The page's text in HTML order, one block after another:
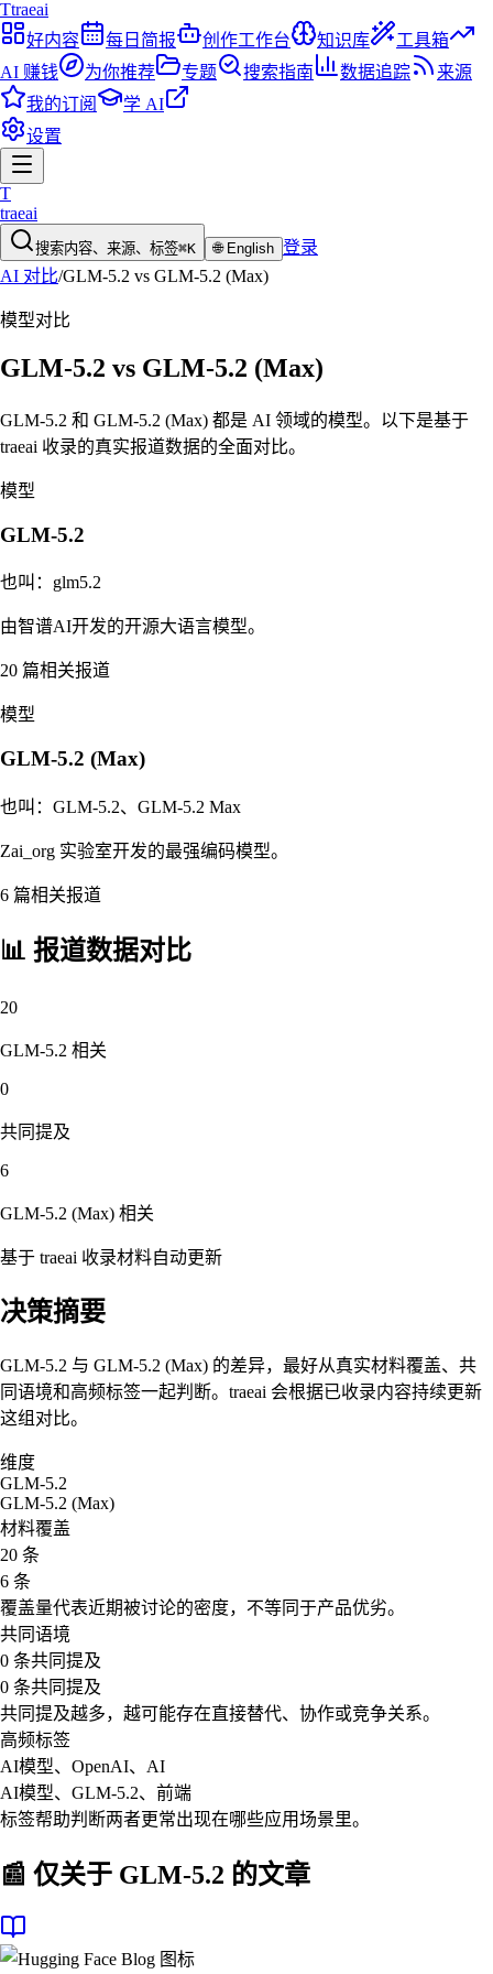
Ttraeai
好内容
每日简报 创作工作台 知识库
工具箱
AI 赚钱
为你推荐 专题 搜索指南 数据追踪
来源
我的订阅
学 AI
设置
T
traeai
搜索内容、来源、标签⌘K 🌐 English 登录
AI 对比/GLM-5.2 vs GLM-5.2 (Max)
模型对比
GLM-5.2 vs GLM-5.2 (Max)
GLM-5.2 和 GLM-5.2 (Max) 都是 AI 领域的模型。以下是基于
traeai 收录的真实报道数据的全面对比。
模型
GLM-5.2
也叫： glm5.2
由智谱AI开发的开源大语言模型。
20 篇相关报道
模型
GLM-5.2 (Max)
也叫： GLM-5.2、GLM-5.2 Max
Zai_org 实验室开发的最强编码模型。
6 篇相关报道
📊 报道数据对比
20
GLM-5.2 相关
0
共同提及
6
GLM-5.2 (Max) 相关
基于 traeai 收录材料自动更新
决策摘要
GLM-5.2 与 GLM-5.2 (Max) 的差异，最好从真实材料覆盖、共
同语境和高频标签一起判断。traeai 会根据已收录内容持续更新
这组对比。
维度
GLM-5.2
GLM-5.2 (Max)
材料覆盖
20 条
6 条
覆盖量代表近期被讨论的密度，不等同于产品优劣。
共同语境
0 条共同提及
0 条共同提及
共同提及越多，越可能存在直接替代、协作或竞争关系。
高频标签
AI模型、OpenAI、AI
AI模型、GLM-5.2、前端
标签帮助判断两者更常出现在哪些应用场景里。
📰 仅关于 GLM-5.2 的文章